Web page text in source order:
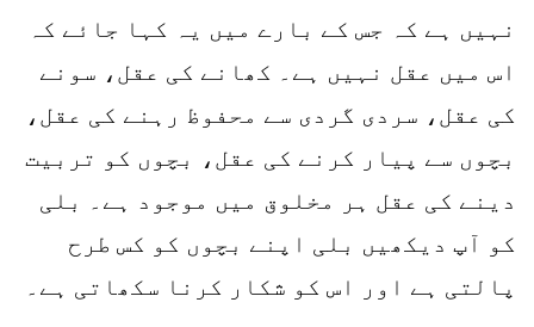
نہیں ہے کہ جس کے بارے میں یہ کہا جائے کہ
اس میں عقل نہیں ہے۔ کھانے کی عقل، سونے
کی عقل، سردی گردی سے محفوظ رہنے کی عقل،
بچوں سے پیار کرنے کی عقل، بچوں کو تربیت
دینے کی عقل ہر مخلوق میں موجود ہے۔ بلی
کو آپ دیکھیں بلی اپنے بچوں کو کس طرح
پالتی ہے اور اس کو شکار کرنا سکھاتی ہے۔